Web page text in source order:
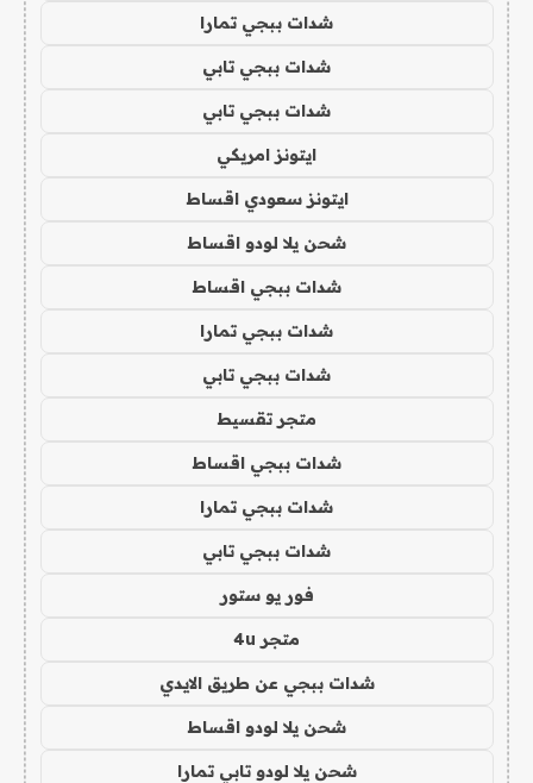
شدات ببجي تمارا
شدات ببجي تابي
شدات ببجي تابي
ايتونز امريكي
ايتونز سعودي اقساط
شحن يلا لودو اقساط
شدات ببجي اقساط
شدات ببجي تمارا
شدات ببجي تابي
متجر تقسيط
شدات ببجي اقساط
شدات ببجي تمارا
شدات ببجي تابي
فور يو ستور
متجر 4u
شدات ببجي عن طريق الايدي
شحن يلا لودو اقساط
شحن يلا لودو تابي تمارا